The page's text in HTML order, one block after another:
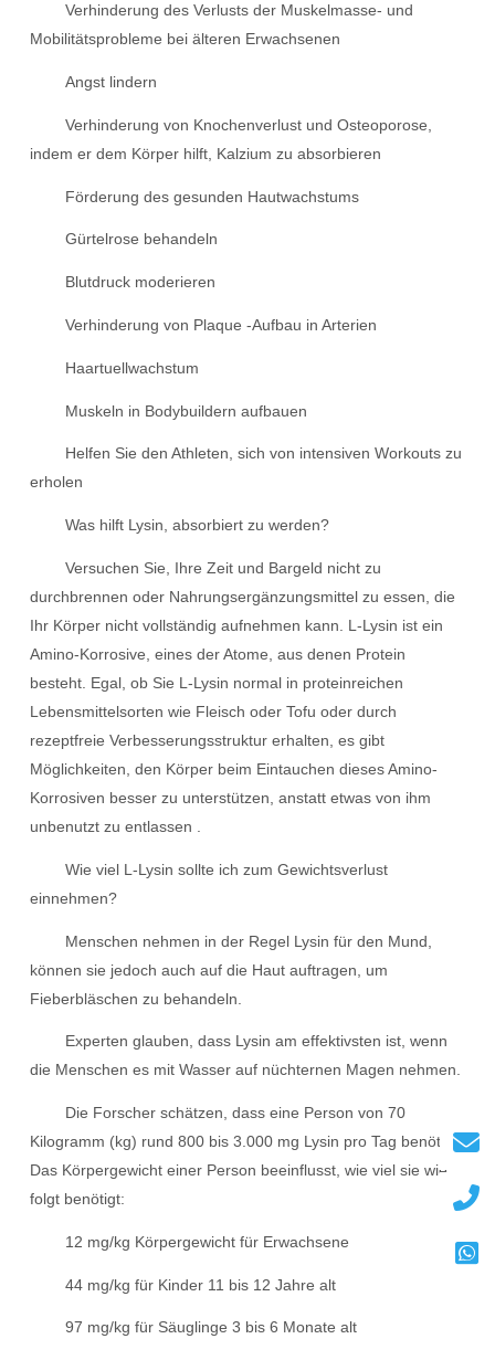
Verhinderung des Verlusts der Muskelmasse- und
Mobilitätsprobleme bei älteren Erwachsenen
Angst lindern
Verhinderung von Knochenverlust und Osteoporose,
indem er dem Körper hilft, Kalzium zu absorbieren
Förderung des gesunden Hautwachstums
Gürtelrose behandeln
Blutdruck moderieren
Verhinderung von Plaque -Aufbau in Arterien
Haartuellwachstum
Muskeln in Bodybuildern aufbauen
Helfen Sie den Athleten, sich von intensiven Workouts zu
erholen
Was hilft Lysin, absorbiert zu werden?
Versuchen Sie, Ihre Zeit und Bargeld nicht zu
durchbrennen oder Nahrungsergänzungsmittel zu essen, die
Ihr Körper nicht vollständig aufnehmen kann. L-Lysin ist ein
Amino-Korrosive, eines der Atome, aus denen Protein
besteht. Egal, ob Sie L-Lysin normal in proteinreichen
Lebensmittelsorten wie Fleisch oder Tofu oder durch
rezeptfreie Verbesserungsstruktur erhalten, es gibt
Möglichkeiten, den Körper beim Eintauchen dieses Amino-
Korrosiven besser zu unterstützen, anstatt etwas von ihm
unbenutzt zu entlassen .
Wie viel L-Lysin sollte ich zum Gewichtsverlust
einnehmen?
Menschen nehmen in der Regel Lysin für den Mund,
können sie jedoch auch auf die Haut auftragen, um
Fieberbläschen zu behandeln.
Experten glauben, dass Lysin am effektivsten ist, wenn
die Menschen es mit Wasser auf nüchternen Magen nehmen.
Die Forscher schätzen, dass eine Person von 70
Kilogramm (kg) rund 800 bis 3.000 mg Lysin pro Tag benötigt.
Das Körpergewicht einer Person beeinflusst, wie viel sie wie
folgt benötigt:
12 mg/kg Körpergewicht für Erwachsene
44 mg/kg für Kinder 11 bis 12 Jahre alt
97 mg/kg für Säuglinge 3 bis 6 Monate alt